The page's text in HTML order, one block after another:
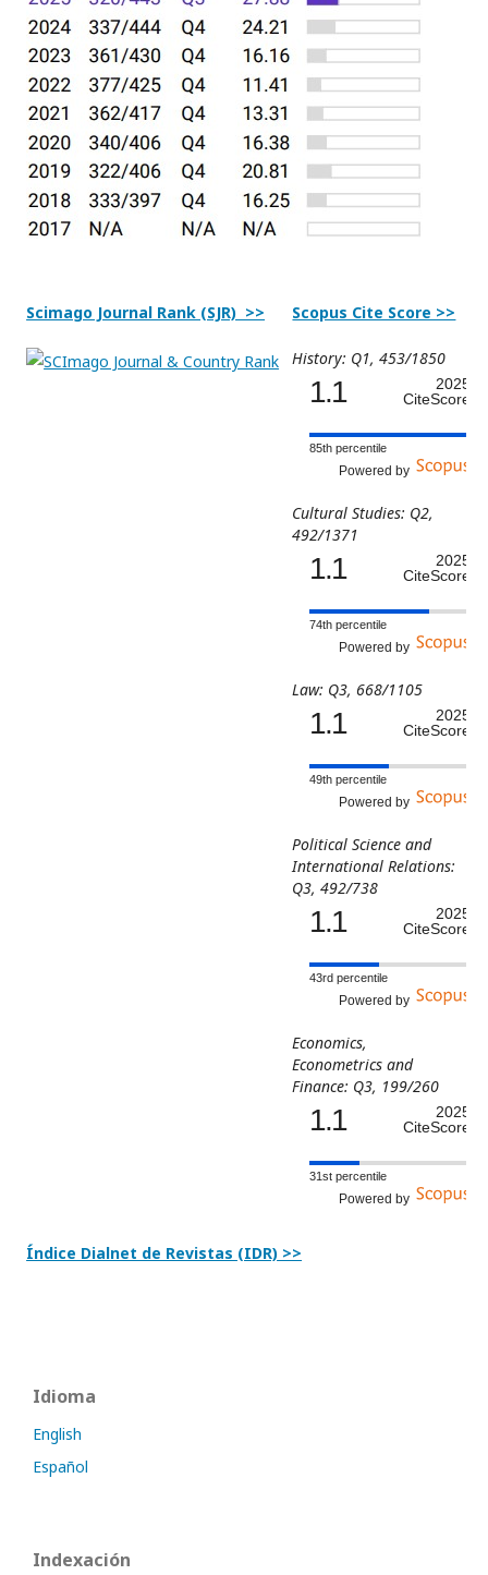
Scimago Journal Rank (SJR) >> Scopus Cite Score >>
History: Q1, 453/1850
1.1
2025
CiteScore
85th percentile
Powered by
Cultural Studies: Q2,
492/1371
1.1
2025
CiteScore
74th percentile
Powered by
Law: Q3, 668/1105
1.1
2025
CiteScore
49th percentile
Powered by
Political Science and
International Relations:
Q3, 492/738
1.1
2025
CiteScore
43rd percentile
Powered by
Economics,
Econometrics and
Finance: Q3, 199/260
1.1
2025
CiteScore
31st percentile
Powered by
Índice Dialnet de Revistas (IDR) >>
Idioma
English
Español
Indexación